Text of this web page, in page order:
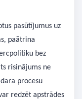
pasūtījumus uz
paātrina
bez
risinājums ne
procesu
redzēt apstrādes